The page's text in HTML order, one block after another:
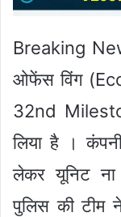
Breaking
ओफेंस विंग
32nd
लिया है ।
लेकर यूनिट
पुलिस की टीम